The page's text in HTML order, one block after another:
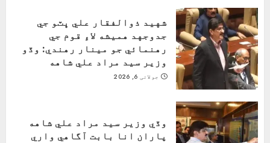
شهيد ذوالفقار علي ڀٽو جي
جدوجهد هميشه لاءِ قوم جي
رهنمائي جو مينار رهندي: وڏو
وزير سيد مراد علي شاهه
جولائی 6, 2026
وڏي وزير سيد مراد علي شاهه
پاران انا بابت آگاهي واري